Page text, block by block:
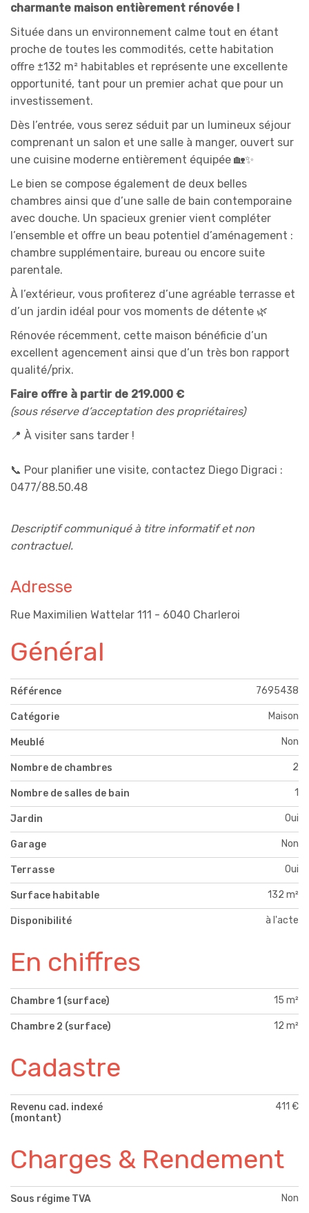
charmante maison entièrement rénovée !
Située dans un environnement calme tout en étant
proche de toutes les commodités, cette habitation
offre ±132 m² habitables et représente une excellente
opportunité, tant pour un premier achat que pour un
investissement.
Dès l’entrée, vous serez séduit par un lumineux séjour
comprenant un salon et une salle à manger, ouvert sur
une cuisine moderne entièrement équipée 🏡✨
Le bien se compose également de deux belles
chambres ainsi que d’une salle de bain contemporaine
avec douche. Un spacieux grenier vient compléter
l’ensemble et offre un beau potentiel d’aménagement :
chambre supplémentaire, bureau ou encore suite
parentale.
À l’extérieur, vous profiterez d’une agréable terrasse et
d’un jardin idéal pour vos moments de détente 🌿
Rénovée récemment, cette maison bénéficie d’un
excellent agencement ainsi que d’un très bon rapport
qualité/prix.
Faire offre à partir de 219.000 €
(sous réserve d’acceptation des propriétaires)
📍 À visiter sans tarder !
📞 Pour planifier une visite, contactez Diego Digraci :
0477/88.50.48
Descriptif communiqué à titre informatif et non
contractuel.
Adresse
Rue Maximilien Wattelar 111 - 6040 Charleroi
Général
Référence 7695438
Catégorie Maison
Meublé Non
Nombre de chambres 2
Nombre de salles de bain 1
Jardin Oui
Garage Non
Terrasse Oui
Surface habitable 132 m²
Disponibilité à l'acte
En chiffres
Chambre 1 (surface) 15 m²
Chambre 2 (surface) 12 m²
Cadastre
Revenu cad. indexé
(montant)
411 €
Charges & Rendement
Sous régime TVA Non